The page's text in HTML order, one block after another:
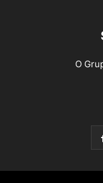
O